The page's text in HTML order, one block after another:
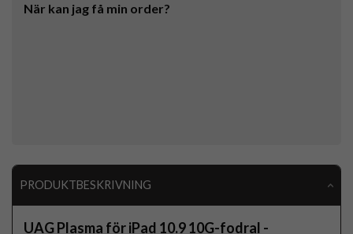
När kan jag få min order?
PRODUKTBESKRIVNING
UAG Plasma för iPad 10.9 10G-fodral -